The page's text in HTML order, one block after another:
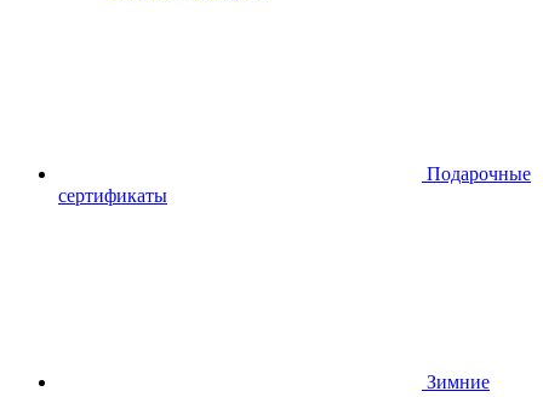
Подарочные
сертификаты
Зимние